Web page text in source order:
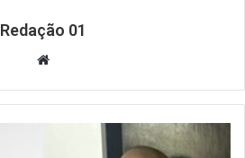
Redação 01
Website